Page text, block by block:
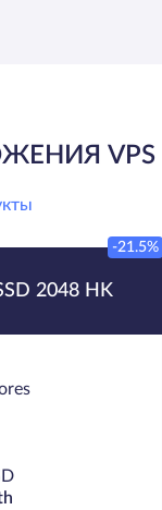
VPS
2048 HK
-21.5%